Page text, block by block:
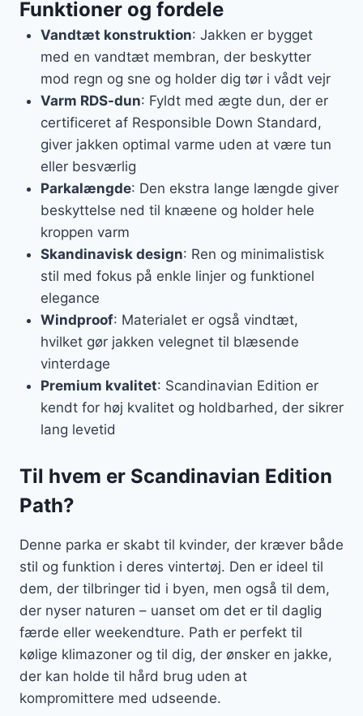
Funktioner og fordele
Vandtæt konstruktion: Jakken er bygget
med en vandtæt membran, der beskytter
mod regn og sne og holder dig tør i vådt vejr
Varm RDS-dun: Fyldt med ægte dun, der er
certificeret af Responsible Down Standard,
giver jakken optimal varme uden at være tun
eller besværlig
Parkalængde: Den ekstra lange længde giver
beskyttelse ned til knæene og holder hele
kroppen varm
Skandinavisk design: Ren og minimalistisk
stil med fokus på enkle linjer og funktionel
elegance
Windproof: Materialet er også vindtæt,
hvilket gør jakken velegnet til blæsende
vinterdage
Premium kvalitet: Scandinavian Edition er
kendt for høj kvalitet og holdbarhed, der sikrer
lang levetid
Til hvem er Scandinavian Edition
Path?
Denne parka er skabt til kvinder, der kræver både
stil og funktion i deres vintertøj. Den er ideel til
dem, der tilbringer tid i byen, men også til dem,
der nyser naturen – uanset om det er til daglig
færde eller weekendture. Path er perfekt til
kølige klimazoner og til dig, der ønsker en jakke,
der kan holde til hård brug uden at
kompromittere med udseende.